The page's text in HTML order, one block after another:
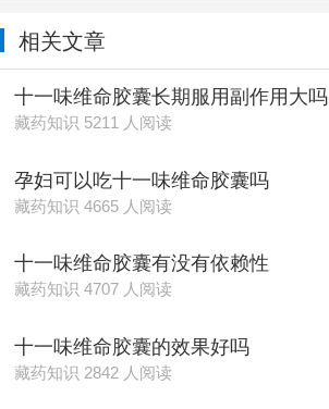
相关文章
十一味维命胶囊长期服用副作用大吗
藏药知识 5211 人阅读
孕妇可以吃十一味维命胶囊吗
藏药知识 4665 人阅读
十一味维命胶囊有没有依赖性
藏药知识 4707 人阅读
十一味维命胶囊的效果好吗
藏药知识 2842 人阅读